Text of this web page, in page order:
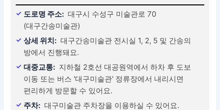
도로명 주소: 대구시 수성구 미술관로 70
(대구간송미술관)
상세 위치: 대구간송미술관 전시실 1, 2, 5 및 간송의
방에서 진행돼요.
대중교통: 지하철 2호선 대공원역에서 하차 후 도보
이동 또는 버스 '대구미술관' 정류장에서 내리시면
편리하게 방문할 수 있어요.
주차: 대구미술관 주차장을 이용하실 수 있어요.